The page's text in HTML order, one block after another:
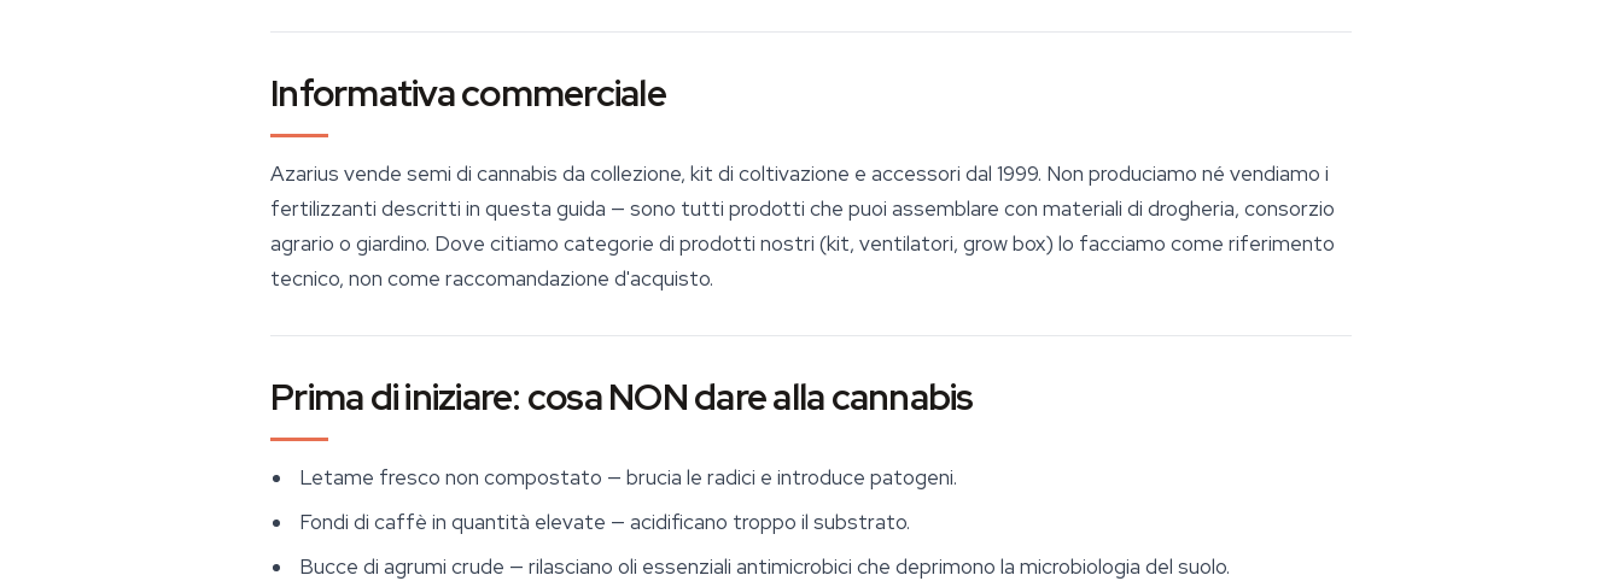
Informativa commerciale
Azarius vende semi di cannabis da collezione, kit di coltivazione e accessori dal 1999. Non produciamo né vendiamo i
fertilizzanti descritti in questa guida — sono tutti prodotti che puoi assemblare con materiali di drogheria, consorzio
agrario o giardino. Dove citiamo categorie di prodotti nostri (kit, ventilatori, grow box) lo facciamo come riferimento
tecnico, non come raccomandazione d'acquisto.
Prima di iniziare: cosa NON dare alla cannabis
Letame fresco non compostato — brucia le radici e introduce patogeni.
Fondi di caffè in quantità elevate — acidificano troppo il substrato.
Bucce di agrumi crude — rilasciano oli essenziali antimicrobici che deprimono la microbiologia del suolo.